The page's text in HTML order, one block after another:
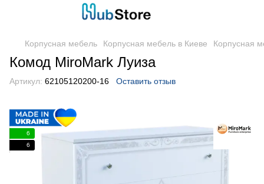
Корпусная мебель Корпусная мебель в Киеве Корпусная
Комод MiroMark Луиза
Артикул: 62105120200-16 Оставить отзыв
6
6